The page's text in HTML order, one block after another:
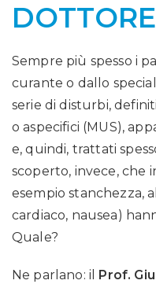
Sempre più spesso i
curante o dallo
serie di disturbi,
o aspecifici (MUS),
e, quindi, trattati
scoperto, invece, che
esempio stanchezza,
cardiaco, nausea)
Quale?
Ne parlano: il
Prof.